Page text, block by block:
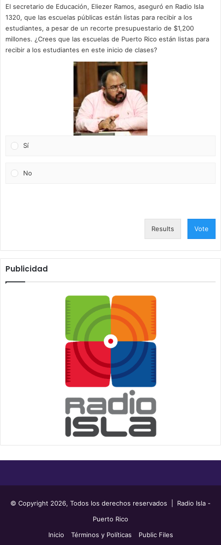
El secretario de Educación, Eliezer Ramos, aseguró en Radio Isla
1320, que las escuelas públicas están listas para recibir a los
estudiantes, a pesar de un recorte presupuestario de $1,200
millones. ¿Crees que las escuelas de Puerto Rico están listas para
recibir a los estudiantes en este inicio de clases?
Sí
No
Results Vote
Publicidad
© Copyright 2026, Todos los derechos reservados | Radio Isla -
Puerto Rico
Inicio
Términos y Políticas Public Files